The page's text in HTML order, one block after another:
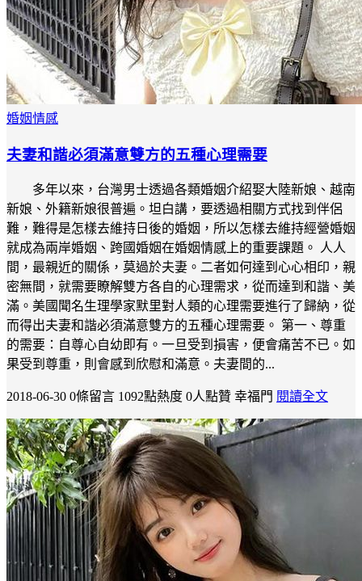
婚姻情感
夫妻和諧必須滿意雙方的五種心理需要
多年以來，台灣男士透過各類婚姻介紹娶大陸新娘、越南
新娘、外籍新娘很普遍。坦白講，要透過相關方式找到伴侶
難，難得是怎樣去維持日後的婚姻，所以怎樣去維持經營婚姻
就成為兩岸婚姻、跨國婚姻在婚姻情感上的重要課題。 人人
間，最親近的關係，莫過於夫妻。二者如何達到心心相印，親
密無間，就需要瞭解雙方各自的心理需求，從而達到和諧、美
滿。美國聞名生理學家默里對人類的心理需要進行了歸納，從
而得出夫妻和諧必須滿意雙方的五種心理需要。 第一、尊重
的需要：自尊心自幼即有。一旦受到損害，便會痛苦不已。如
果受到尊重，則會感到欣慰和滿意。夫妻間的...
2018-06-30 0條留言 1092點熱度 0人點贊 幸福門 閱讀全文